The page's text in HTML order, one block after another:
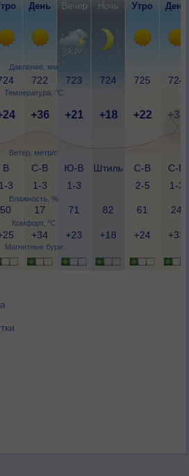
Давление, мм
Температура, °C
Ветер, метр/с
Влажность, %
Комфорт, °C
Магнитные бури
День Вечер Ночь Утро День
722 723 724 725 724
+36 +21 +18 +22 +34
В
1-3
С-В
1-3
Ю-В
1-3
Штиль
С-В
2-5
С-В
1-3
50 17 71 82 61 24
+34 +23 +18 +24 +33